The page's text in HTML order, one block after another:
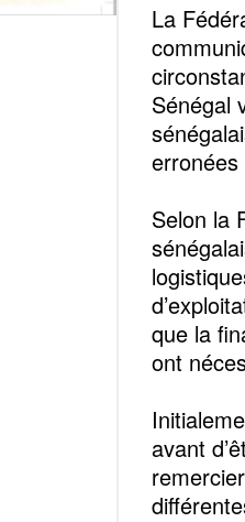
La
Sénégal
Selon la
que la
ont
avant